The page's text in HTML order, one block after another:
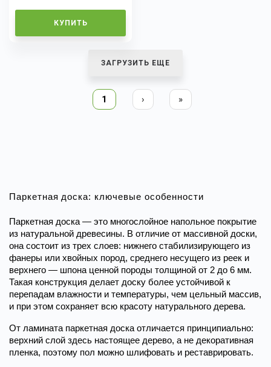
КУПИТЬ
ЗАГРУЗИТЬ ЕЩЕ
1 › »
Паркетная доска: ключевые особенности
Паркетная доска — это многослойное напольное покрытие
из натуральной древесины. В отличие от массивной доски,
она состоит из трех слоев: нижнего стабилизирующего из
фанеры или хвойных пород, среднего несущего из реек и
верхнего — шпона ценной породы толщиной от 2 до 6 мм.
Такая конструкция делает доску более устойчивой к
перепадам влажности и температуры, чем цельный массив,
и при этом сохраняет всю красоту натурального дерева.
От ламината паркетная доска отличается принципиально:
верхний слой здесь настоящее дерево, а не декоративная
пленка, поэтому пол можно шлифовать и реставрировать.